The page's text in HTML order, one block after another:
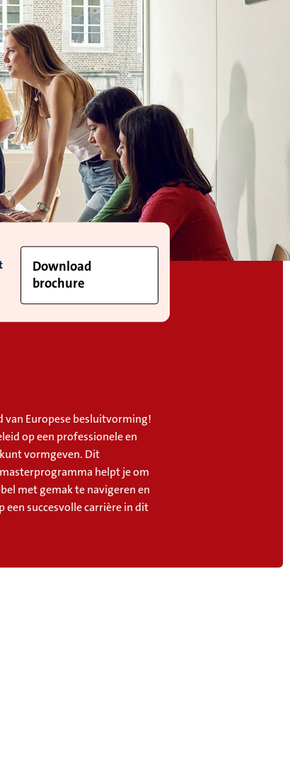
Download
brochure
van Europese besluitvorming!
op een professionele en
vormgeven. Dit
helpt je om
met gemak te navigeren en
een succesvolle carrière in dit